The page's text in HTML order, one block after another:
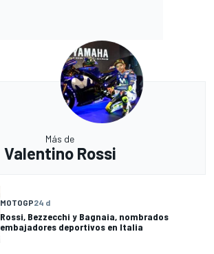
Más de
Valentino Rossi
MOTOGP24 d
Rossi, Bezzecchi y Bagnaia, nombrados
embajadores deportivos en Italia